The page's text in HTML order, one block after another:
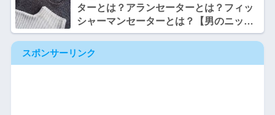
ターとは？アランセーターとは？フィッ
シャーマンセーターとは？【男のニット
まとめ】
スポンサーリンク